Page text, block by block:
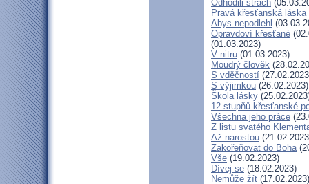
Odhodili strach
Pravá křesťanská láska
Abys nepodlehl
Opravdoví křesťané
(01.03.2023)
V nitru (01.03.2023)
Moudrý člověk
S vděčností
S výjimkou (26.02.2023)
Škola lásky
12 stupňů křesťanské
Všechna jeho práce
Z listu svatého
Až narostou
Zakořeňovat do Boha
Vše (19.02.2023)
Dívej se (18.02.2023)
Nemůže žít (17.02.2023)